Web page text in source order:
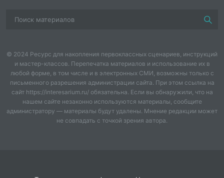
Зиму гоним со двора!
Зима:
Это кто тут раскричался? Ах, это вы? Проказники!
Кыш отсюда, пока я вас не заморозила!
© 2024 Ресурс для накопления первоклассных сценариев, инструкций
и мастер-классов. Перепечатка материалов и использование их в
любой форме, в том числе и в электронных СМИ, возможны только с
письменного разрешения администрации сайта. При этом ссылка на
сайт https://interesarium.ru/ обязательна. Если вы обнаружили, что на
нашем сайте незаконно используются материалы, сообщите
администратору — материалы будут удалены. Мнение редакции может
не совпадать с точкой зрения автора.